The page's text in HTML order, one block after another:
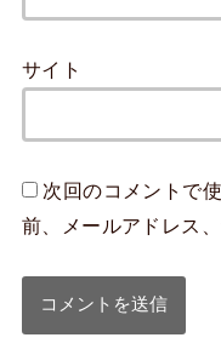
サイト
次回のコメントで
前、メールアドレス